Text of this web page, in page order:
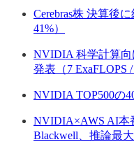
Cerebras株 決算後
41%）
NVIDIA 科学計算向
発表（7 ExaFLOPS /
NVIDIA TOP500の
NVIDIA×AWS AI本
Blackwell、推論最大